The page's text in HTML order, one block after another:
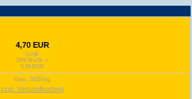
4,70 EUR
(zzgl.
19% MwSt. =
5,59 EUR
Gew.: 0.024 kg
zzgl. Versandkosten)